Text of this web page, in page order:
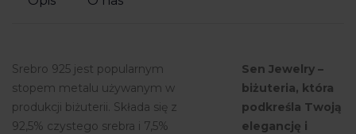
Srebro 925 jest popularnym
stopem metalu używanym w
produkcji biżuterii. Składa się z
92,5% czystego srebra i 7,5%
Sen Jewelry –
biżuteria, która
podkreśla Twoją
elegancję i